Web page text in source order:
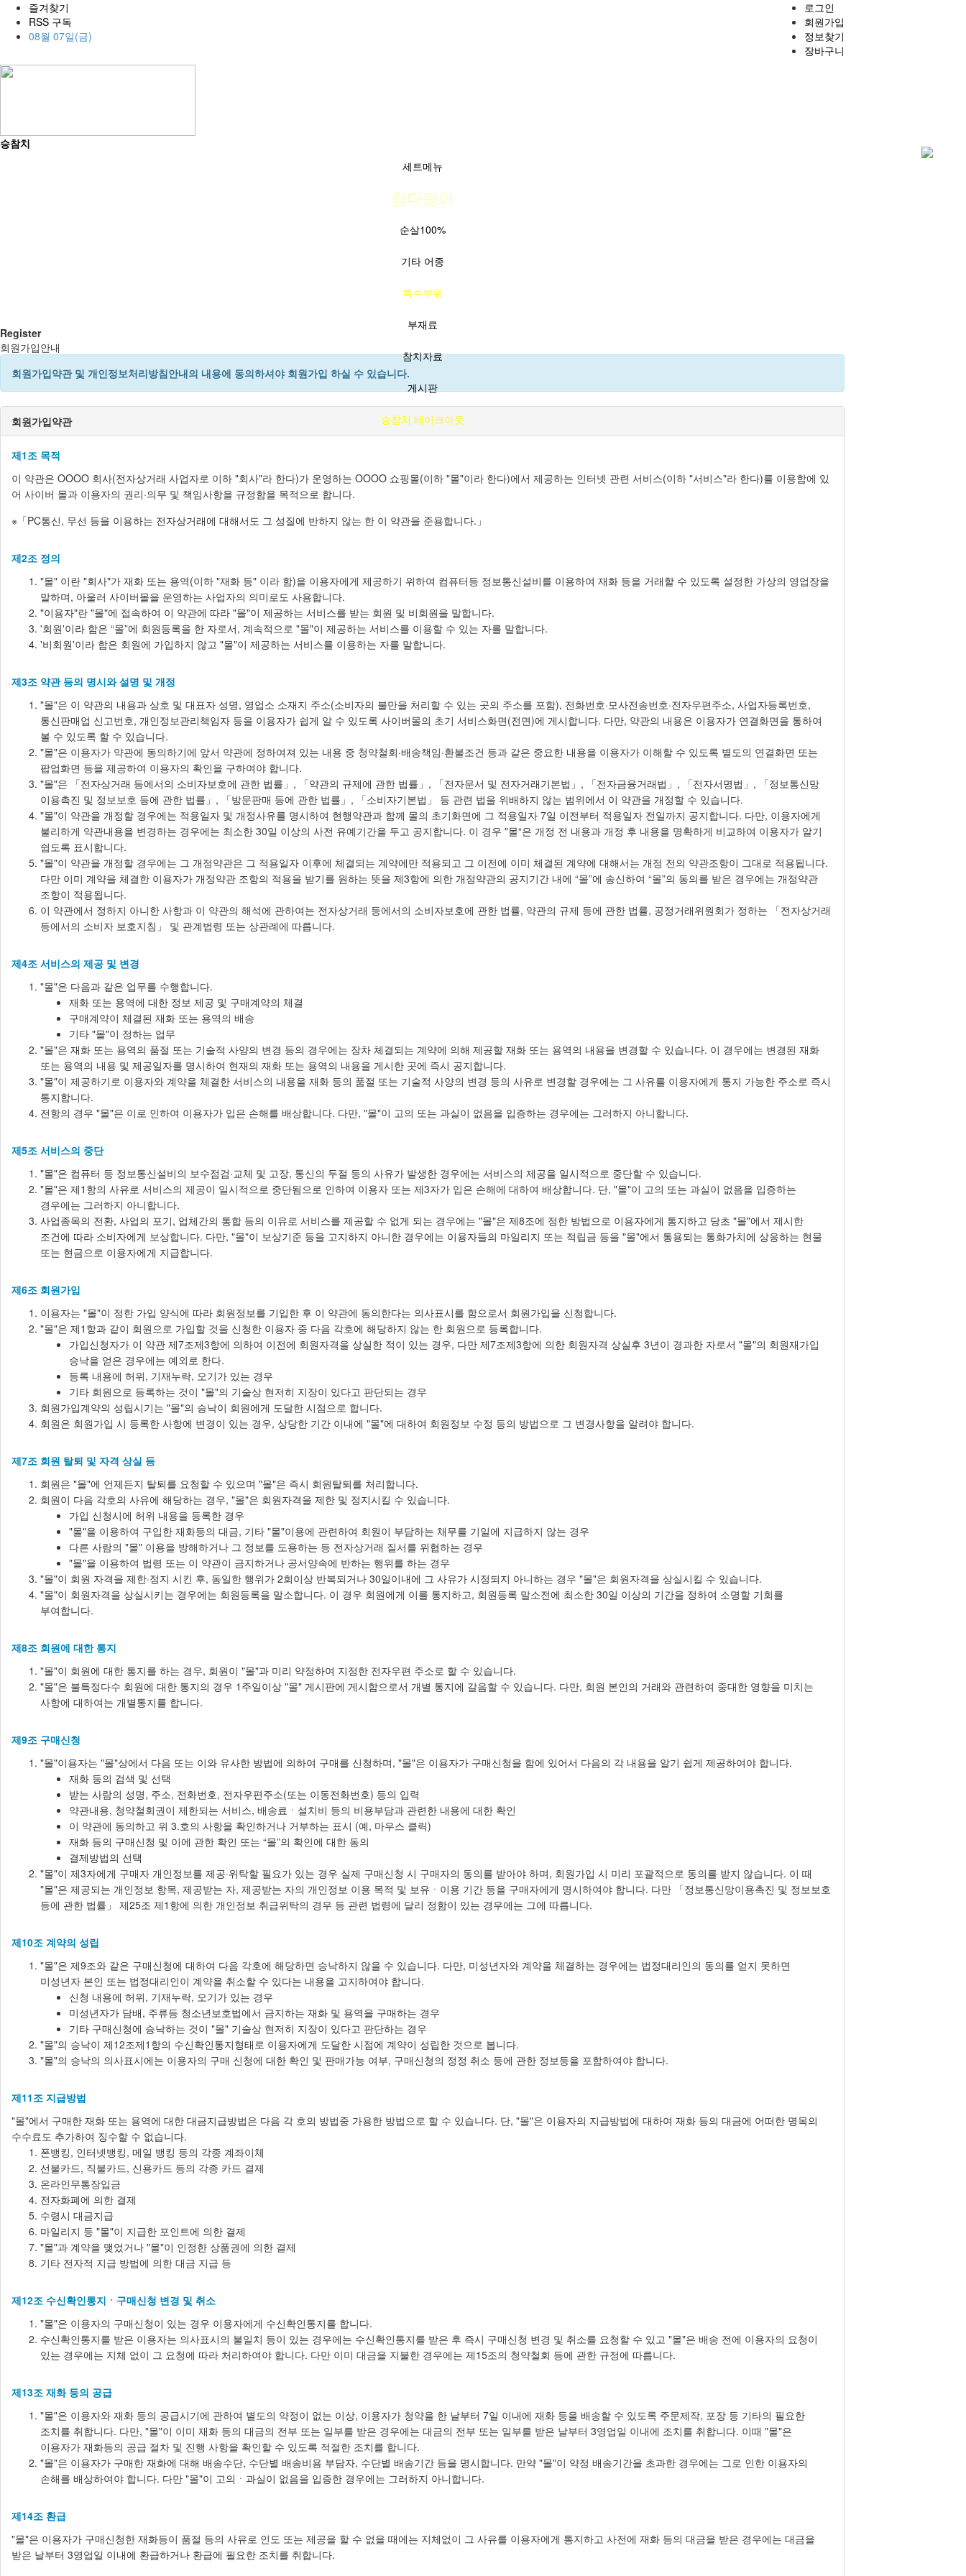
즐겨찾기
RSS 구독
08월 07일(금)
로그인
회원가입
정보찾기
장바구니
승참치
세트메뉴
참다랑어
순살100%
기타 어종
특수부위
부재료
참치자료
게시판
승참치 테이크아웃
Register
회원가입안내
회원가입약관 및 개인정보처리방침안내의 내용에 동의하셔야 회원가입 하실 수 있습니다.
회원가입약관
제1조 목적
이 약관은 OOOO 회사(전자상거래 사업자로 이하 "회사"라 한다)가 운영하는 OOOO 쇼핑몰(이하 "몰"이라 한다)에서 제공하는 인터넷 관련 서비스(이하 "서비스"라 한다)를 이용함에 있
어 사이버 몰과 이용자의 권리·의무 및 책임사항을 규정함을 목적으로 합니다.
※「PC통신, 무선 등을 이용하는 전자상거래에 대해서도 그 성질에 반하지 않는 한 이 약관을 준용합니다.」
제2조 정의
"몰" 이란 "회사"가 재화 또는 용역(이하 "재화 등" 이라 함)을 이용자에게 제공하기 위하여 컴퓨터등 정보통신설비를 이용하여 재화 등을 거래할 수 있도록 설정한 가상의 영업장을
말하며, 아울러 사이버몰을 운영하는 사업자의 의미로도 사용합니다.
"이용자"란 "몰"에 접속하여 이 약관에 따라 "몰"이 제공하는 서비스를 받는 회원 및 비회원을 말합니다.
'회원'이라 함은 “몰”에 회원등록을 한 자로서, 계속적으로 "몰"이 제공하는 서비스를 이용할 수 있는 자를 말합니다.
'비회원'이라 함은 회원에 가입하지 않고 "몰"이 제공하는 서비스를 이용하는 자를 말합니다.
제3조 약관 등의 명시와 설명 및 개정
"몰"은 이 약관의 내용과 상호 및 대표자 성명, 영업소 소재지 주소(소비자의 불만을 처리할 수 있는 곳의 주소를 포함), 전화번호·모사전송번호·전자우편주소, 사업자등록번호,
통신판매업 신고번호, 개인정보관리책임자 등을 이용자가 쉽게 알 수 있도록 사이버몰의 초기 서비스화면(전면)에 게시합니다. 다만, 약관의 내용은 이용자가 연결화면을 통하여
볼 수 있도록 할 수 있습니다.
"몰"은 이용자가 약관에 동의하기에 앞서 약관에 정하여져 있는 내용 중 청약철회·배송책임·환불조건 등과 같은 중요한 내용을 이용자가 이해할 수 있도록 별도의 연결화면 또는
팝업화면 등을 제공하여 이용자의 확인을 구하여야 합니다.
"몰"은 「전자상거래 등에서의 소비자보호에 관한 법률」, 「약관의 규제에 관한 법률」, 「전자문서 및 전자거래기본법」, 「전자금융거래법」, 「전자서명법」, 「정보통신망
이용촉진 및 정보보호 등에 관한 법률」, 「방문판매 등에 관한 법률」, 「소비자기본법」 등 관련 법을 위배하지 않는 범위에서 이 약관을 개정할 수 있습니다.
"몰"이 약관을 개정할 경우에는 적용일자 및 개정사유를 명시하여 현행약관과 함께 몰의 초기화면에 그 적용일자 7일 이전부터 적용일자 전일까지 공지합니다. 다만, 이용자에게
불리하게 약관내용을 변경하는 경우에는 최소한 30일 이상의 사전 유예기간을 두고 공지합니다. 이 경우 "몰“은 개정 전 내용과 개정 후 내용을 명확하게 비교하여 이용자가 알기
쉽도록 표시합니다.
"몰"이 약관을 개정할 경우에는 그 개정약관은 그 적용일자 이후에 체결되는 계약에만 적용되고 그 이전에 이미 체결된 계약에 대해서는 개정 전의 약관조항이 그대로 적용됩니다.
다만 이미 계약을 체결한 이용자가 개정약관 조항의 적용을 받기를 원하는 뜻을 제3항에 의한 개정약관의 공지기간 내에 “몰”에 송신하여 “몰”의 동의를 받은 경우에는 개정약관
조항이 적용됩니다.
이 약관에서 정하지 아니한 사항과 이 약관의 해석에 관하여는 전자상거래 등에서의 소비자보호에 관한 법률, 약관의 규제 등에 관한 법률, 공정거래위원회가 정하는 「전자상거래
등에서의 소비자 보호지침」 및 관계법령 또는 상관례에 따릅니다.
제4조 서비스의 제공 및 변경
"몰"은 다음과 같은 업무를 수행합니다.
재화 또는 용역에 대한 정보 제공 및 구매계약의 체결
구매계약이 체결된 재화 또는 용역의 배송
기타 "몰"이 정하는 업무
"몰"은 재화 또는 용역의 품절 또는 기술적 사양의 변경 등의 경우에는 장차 체결되는 계약에 의해 제공할 재화 또는 용역의 내용을 변경할 수 있습니다. 이 경우에는 변경된 재화
또는 용역의 내용 및 제공일자를 명시하여 현재의 재화 또는 용역의 내용을 게시한 곳에 즉시 공지합니다.
"몰"이 제공하기로 이용자와 계약을 체결한 서비스의 내용을 재화 등의 품절 또는 기술적 사양의 변경 등의 사유로 변경할 경우에는 그 사유를 이용자에게 통지 가능한 주소로 즉시
통지합니다.
전항의 경우 "몰"은 이로 인하여 이용자가 입은 손해를 배상합니다. 다만, "몰"이 고의 또는 과실이 없음을 입증하는 경우에는 그러하지 아니합니다.
제5조 서비스의 중단
"몰"은 컴퓨터 등 정보통신설비의 보수점검·교체 및 고장, 통신의 두절 등의 사유가 발생한 경우에는 서비스의 제공을 일시적으로 중단할 수 있습니다.
"몰"은 제1항의 사유로 서비스의 제공이 일시적으로 중단됨으로 인하여 이용자 또는 제3자가 입은 손해에 대하여 배상합니다. 단, "몰"이 고의 또는 과실이 없음을 입증하는
경우에는 그러하지 아니합니다.
사업종목의 전환, 사업의 포기, 업체간의 통합 등의 이유로 서비스를 제공할 수 없게 되는 경우에는 "몰"은 제8조에 정한 방법으로 이용자에게 통지하고 당초 "몰"에서 제시한
조건에 따라 소비자에게 보상합니다. 다만, "몰"이 보상기준 등을 고지하지 아니한 경우에는 이용자들의 마일리지 또는 적립금 등을 "몰"에서 통용되는 통화가치에 상응하는 현물
또는 현금으로 이용자에게 지급합니다.
제6조 회원가입
이용자는 "몰"이 정한 가입 양식에 따라 회원정보를 기입한 후 이 약관에 동의한다는 의사표시를 함으로서 회원가입을 신청합니다.
"몰"은 제1항과 같이 회원으로 가입할 것을 신청한 이용자 중 다음 각호에 해당하지 않는 한 회원으로 등록합니다.
가입신청자가 이 약관 제7조제3항에 의하여 이전에 회원자격을 상실한 적이 있는 경우, 다만 제7조제3항에 의한 회원자격 상실후 3년이 경과한 자로서 "몰"의 회원재가입
승낙을 얻은 경우에는 예외로 한다.
등록 내용에 허위, 기재누락, 오기가 있는 경우
기타 회원으로 등록하는 것이 "몰"의 기술상 현저히 지장이 있다고 판단되는 경우
회원가입계약의 성립시기는 "몰"의 승낙이 회원에게 도달한 시점으로 합니다.
회원은 회원가입 시 등록한 사항에 변경이 있는 경우, 상당한 기간 이내에 "몰"에 대하여 회원정보 수정 등의 방법으로 그 변경사항을 알려야 합니다.
제7조 회원 탈퇴 및 자격 상실 등
회원은 "몰"에 언제든지 탈퇴를 요청할 수 있으며 "몰"은 즉시 회원탈퇴를 처리합니다.
회원이 다음 각호의 사유에 해당하는 경우, "몰"은 회원자격을 제한 및 정지시킬 수 있습니다.
가입 신청시에 허위 내용을 등록한 경우
"몰"을 이용하여 구입한 재화등의 대금, 기타 "몰"이용에 관련하여 회원이 부담하는 채무를 기일에 지급하지 않는 경우
다른 사람의 "몰" 이용을 방해하거나 그 정보를 도용하는 등 전자상거래 질서를 위협하는 경우
"몰"을 이용하여 법령 또는 이 약관이 금지하거나 공서양속에 반하는 행위를 하는 경우
"몰"이 회원 자격을 제한·정지 시킨 후, 동일한 행위가 2회이상 반복되거나 30일이내에 그 사유가 시정되지 아니하는 경우 "몰"은 회원자격을 상실시킬 수 있습니다.
"몰"이 회원자격을 상실시키는 경우에는 회원등록을 말소합니다. 이 경우 회원에게 이를 통지하고, 회원등록 말소전에 최소한 30일 이상의 기간을 정하여 소명할 기회를
부여합니다.
제8조 회원에 대한 통지
"몰"이 회원에 대한 통지를 하는 경우, 회원이 "몰"과 미리 약정하여 지정한 전자우편 주소로 할 수 있습니다.
"몰"은 불특정다수 회원에 대한 통지의 경우 1주일이상 "몰" 게시판에 게시함으로서 개별 통지에 갈음할 수 있습니다. 다만, 회원 본인의 거래와 관련하여 중대한 영향을 미치는
사항에 대하여는 개별통지를 합니다.
제9조 구매신청
"몰"이용자는 "몰"상에서 다음 또는 이와 유사한 방법에 의하여 구매를 신청하며, "몰"은 이용자가 구매신청을 함에 있어서 다음의 각 내용을 알기 쉽게 제공하여야 합니다.
재화 등의 검색 및 선택
받는 사람의 성명, 주소, 전화번호, 전자우편주소(또는 이동전화번호) 등의 입력
약관내용, 청약철회권이 제한되는 서비스, 배송료ㆍ설치비 등의 비용부담과 관련한 내용에 대한 확인
이 약관에 동의하고 위 3.호의 사항을 확인하거나 거부하는 표시 (예, 마우스 클릭)
재화 등의 구매신청 및 이에 관한 확인 또는 “몰”의 확인에 대한 동의
결제방법의 선택
"몰"이 제3자에게 구매자 개인정보를 제공·위탁할 필요가 있는 경우 실제 구매신청 시 구매자의 동의를 받아야 하며, 회원가입 시 미리 포괄적으로 동의를 받지 않습니다. 이 때
"몰"은 제공되는 개인정보 항목, 제공받는 자, 제공받는 자의 개인정보 이용 목적 및 보유ㆍ이용 기간 등을 구매자에게 명시하여야 합니다. 다만 「정보통신망이용촉진 및 정보보호
등에 관한 법률」 제25조 제1항에 의한 개인정보 취급위탁의 경우 등 관련 법령에 달리 정함이 있는 경우에는 그에 따릅니다.
제10조 계약의 성립
"몰"은 제9조와 같은 구매신청에 대하여 다음 각호에 해당하면 승낙하지 않을 수 있습니다. 다만, 미성년자와 계약을 체결하는 경우에는 법정대리인의 동의를 얻지 못하면
미성년자 본인 또는 법정대리인이 계약을 취소할 수 있다는 내용을 고지하여야 합니다.
신청 내용에 허위, 기재누락, 오기가 있는 경우
미성년자가 담배, 주류등 청소년보호법에서 금지하는 재화 및 용역을 구매하는 경우
기타 구매신청에 승낙하는 것이 "몰" 기술상 현저히 지장이 있다고 판단하는 경우
"몰"의 승낙이 제12조제1항의 수신확인통지형태로 이용자에게 도달한 시점에 계약이 성립한 것으로 봅니다.
"몰"의 승낙의 의사표시에는 이용자의 구매 신청에 대한 확인 및 판매가능 여부, 구매신청의 정정 취소 등에 관한 정보등을 포함하여야 합니다.
제11조 지급방법
"몰"에서 구매한 재화 또는 용역에 대한 대금지급방법은 다음 각 호의 방법중 가용한 방법으로 할 수 있습니다. 단, "몰"은 이용자의 지급방법에 대하여 재화 등의 대금에 어떠한 명목의
수수료도 추가하여 징수할 수 없습니다.
폰뱅킹, 인터넷뱅킹, 메일 뱅킹 등의 각종 계좌이체
선불카드, 직불카드, 신용카드 등의 각종 카드 결제
온라인무통장입금
전자화폐에 의한 결제
수령시 대금지급
마일리지 등 "몰"이 지급한 포인트에 의한 결제
"몰"과 계약을 맺었거나 "몰"이 인정한 상품권에 의한 결제
기타 전자적 지급 방법에 의한 대금 지급 등
제12조 수신확인통지ㆍ구매신청 변경 및 취소
"몰"은 이용자의 구매신청이 있는 경우 이용자에게 수신확인통지를 합니다.
수신확인통지를 받은 이용자는 의사표시의 불일치 등이 있는 경우에는 수신확인통지를 받은 후 즉시 구매신청 변경 및 취소를 요청할 수 있고 "몰"은 배송 전에 이용자의 요청이
있는 경우에는 지체 없이 그 요청에 따라 처리하여야 합니다. 다만 이미 대금을 지불한 경우에는 제15조의 청약철회 등에 관한 규정에 따릅니다.
제13조 재화 등의 공급
"몰"은 이용자와 재화 등의 공급시기에 관하여 별도의 약정이 없는 이상, 이용자가 청약을 한 날부터 7일 이내에 재화 등을 배송할 수 있도록 주문제작, 포장 등 기타의 필요한
조치를 취합니다. 다만, "몰"이 이미 재화 등의 대금의 전부 또는 일부를 받은 경우에는 대금의 전부 또는 일부를 받은 날부터 3영업일 이내에 조치를 취합니다. 이때 "몰"은
이용자가 재화등의 공급 절차 및 진행 사항을 확인할 수 있도록 적절한 조치를 합니다.
"몰"은 이용자가 구매한 재화에 대해 배송수단, 수단별 배송비용 부담자, 수단별 배송기간 등을 명시합니다. 만약 "몰"이 약정 배송기간을 초과한 경우에는 그로 인한 이용자의
손해를 배상하여야 합니다. 다만 "몰"이 고의ㆍ과실이 없음을 입증한 경우에는 그러하지 아니합니다.
제14조 환급
"몰"은 이용자가 구매신청한 재화등이 품절 등의 사유로 인도 또는 제공을 할 수 없을 때에는 지체없이 그 사유를 이용자에게 통지하고 사전에 재화 등의 대금을 받은 경우에는 대금을
받은 날부터 3영업일 이내에 환급하거나 환급에 필요한 조치를 취합니다.